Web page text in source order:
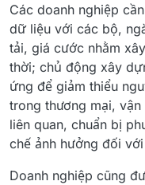
Các doanh nghiệp
dữ liệu với các bộ,
tải, giá cước nhằm
thời; chủ động xây
ứng để giảm thiểu
trong thương mại,
liên quan, chuẩn bị
chế ảnh hưởng đối
Doanh nghiệp cũng